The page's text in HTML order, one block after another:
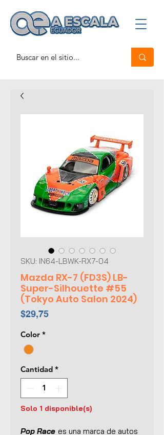
SKU: IN64-LBWK-RX7-04
Mazda RX-7 (FD3S) LB-
Super-Silhouette #55
(Tokyo Auto Salon 2024)
$29,75Precio
Color *
Cantidad *
Solo 1 disponible(s)
Pop Race es una marca de autos